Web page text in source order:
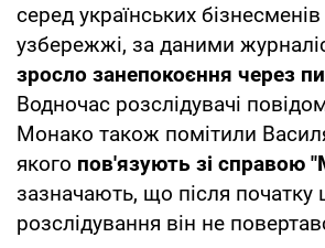
серед українських
узбережжі, за даними
зросло занепокоєння через
Водночас розслідувачі
Монако також помітили
якого пов'язують зі справою
зазначають, що після початку
розслідування він не